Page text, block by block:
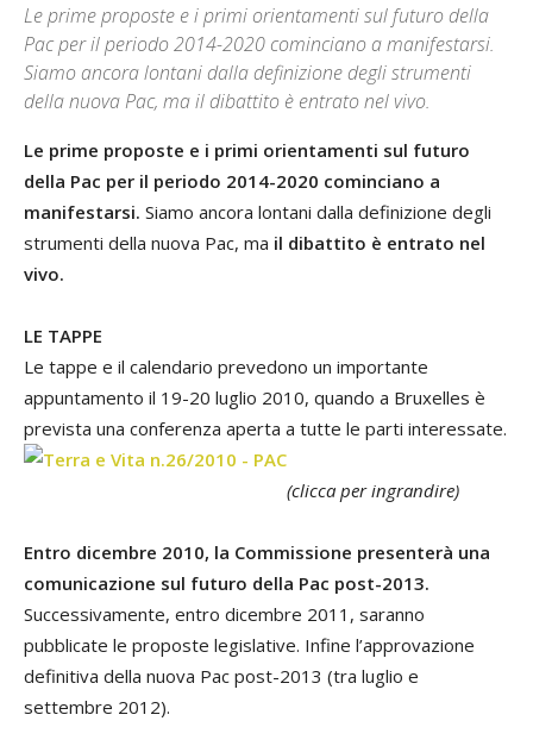
Le prime proposte e i primi orientamenti sul futuro della
Pac per il periodo 2014-2020 cominciano a manifestarsi.
Siamo ancora lontani dalla definizione degli strumenti
della nuova Pac, ma il dibattito è entrato nel vivo.
Le prime proposte e i primi orientamenti sul futuro
della Pac per il periodo 2014-2020 cominciano a
manifestarsi. Siamo ancora lontani dalla definizione degli
strumenti della nuova Pac, ma il dibattito è entrato nel
vivo.
LE TAPPE
Le tappe e il calendario prevedono un importante
appuntamento il 19-20 luglio 2010, quando a Bruxelles è
prevista una conferenza aperta a tutte le parti interessate.
(clicca per ingrandire)
Entro dicembre 2010, la Commissione presenterà una
comunicazione sul futuro della Pac post-2013.
Successivamente, entro dicembre 2011, saranno
pubblicate le proposte legislative. Infine l’approvazione
definitiva della nuova Pac post-2013 (tra luglio e
settembre 2012).